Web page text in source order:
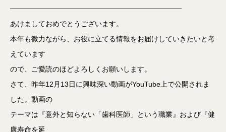
──────────────────────────────────
あけましておめでとうございます。
本年も微力ながら、お役に立てる情報をお届けしていきたいと考
えています
ので、ご愛読のほどよろしくお願いします。
さて、昨年12月13日に興味深い動画がYouTube上で公開されま
した。動画の
テーマは『意外と知らない「歯科医師」という職業』および『健
康寿命を延